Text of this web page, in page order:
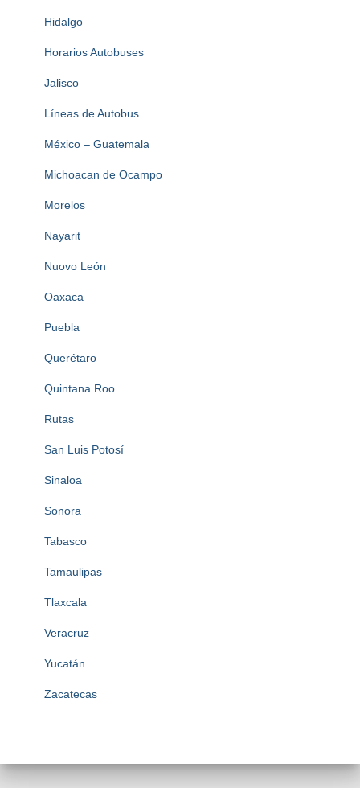
Hidalgo
Horarios Autobuses
Jalisco
Líneas de Autobus
México – Guatemala
Michoacan de Ocampo
Morelos
Nayarit
Nuovo León
Oaxaca
Puebla
Querétaro
Quintana Roo
Rutas
San Luis Potosí
Sinaloa
Sonora
Tabasco
Tamaulipas
Tlaxcala
Veracruz
Yucatán
Zacatecas